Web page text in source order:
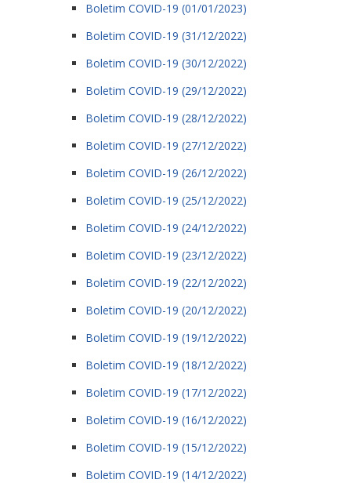
Boletim COVID-19 (01/01/2023)
Boletim COVID-19 (31/12/2022)
Boletim COVID-19 (30/12/2022)
Boletim COVID-19 (29/12/2022)
Boletim COVID-19 (28/12/2022)
Boletim COVID-19 (27/12/2022)
Boletim COVID-19 (26/12/2022)
Boletim COVID-19 (25/12/2022)
Boletim COVID-19 (24/12/2022)
Boletim COVID-19 (23/12/2022)
Boletim COVID-19 (22/12/2022)
Boletim COVID-19 (20/12/2022)
Boletim COVID-19 (19/12/2022)
Boletim COVID-19 (18/12/2022)
Boletim COVID-19 (17/12/2022)
Boletim COVID-19 (16/12/2022)
Boletim COVID-19 (15/12/2022)
Boletim COVID-19 (14/12/2022)